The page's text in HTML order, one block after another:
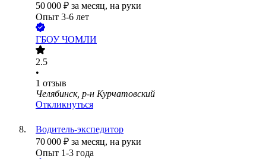
50 000 ₽ за месяц, на руки
Опыт 3-6 лет
ГБОУ ЧОМЛИ
2.5
•
1 отзыв
Челябинск, р-н Курчатовский
Откликнуться
Водитель-экспедитор
70 000 ₽ за месяц, на руки
Опыт 1-3 года